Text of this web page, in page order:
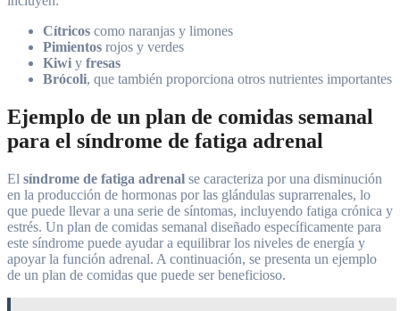
Cítricos como naranjas y limones
Pimientos rojos y verdes
Kiwi y fresas
Brócoli, que también proporciona otros nutrientes importantes
Ejemplo de un plan de comidas semanal
para el síndrome de fatiga adrenal
El síndrome de fatiga adrenal se caracteriza por una disminución
en la producción de hormonas por las glándulas suprarrenales, lo
que puede llevar a una serie de síntomas, incluyendo fatiga crónica y
estrés. Un plan de comidas semanal diseñado específicamente para
este síndrome puede ayudar a equilibrar los niveles de energía y
apoyar la función adrenal. A continuación, se presenta un ejemplo
de un plan de comidas que puede ser beneficioso.